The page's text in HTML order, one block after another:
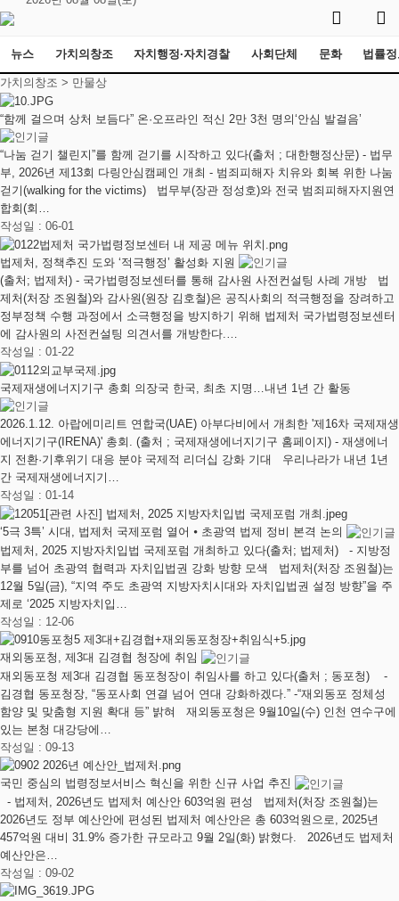
뉴스 가치의창조 자치행정·자치경찰 사회단체 문화 법률
가치의창조 > 만물상
“함께 걸으며 상처 보듬다” 온·오프라인 적신 2만 3천 명의‘안심 발걸음’
“나눔 걷기 챌린지”를 함께 걷기를 시작하고 있다(출처 ; 대한행정산문) - 법무
부, 2026년 제13회 다링안심캠페인 개최 - 범죄피해자 치유와 회복 위한 나눔
걷기(walking for the victims) 법무부(장관 정성호)와 전국 범죄피해자지원연
합회(회…
작성일 : 06-01
법제처, 정책추진 도와 ‘적극행정’ 활성화 지원
(출처; 법제처) - 국가법령정보센터를 통해 감사원 사전컨설팅 사례 개방 법
제처(처장 조원철)와 감사원(원장 김호철)은 공직사회의 적극행정을 장려하고
정부정책 수행 과정에서 소극행정을 방지하기 위해 법제처 국가법령정보센터
에 감사원의 사전컨설팅 의견서를 개방한다.…
작성일 : 01-22
국제재생에너지기구 총회 의장국 한국, 최초 지명…내년 1년 간 활동
2026.1.12. 아랍에미리트 연합국(UAE) 아부다비에서 개최한 '제16차 국제재생
에너지기구(IRENA)' 총회. (출처 ; 국제재생에너지기구 홈페이지) - 재생에너
지 전환·기후위기 대응 분야 국제적 리더십 강화 기대 우리나라가 내년 1년
간 국제재생에너지기…
작성일 : 01-14
‘5극 3특’ 시대, 법제처 국제포럼 열어 ⦁ 초광역 법제 정비 본격 논의
법제처, 2025 지방자치입법 국제포럼 개최하고 있다(출처; 법제처) - 지방정
부를 넘어 초광역 협력과 자치입법권 강화 방향 모색 법제처(처장 조원철)는
12월 5일(금), “지역 주도 초광역 지방자치시대와 자치입법권 설정 방향”을 주
제로 ‘2025 지방자치입…
작성일 : 12-06
재외동포청, 제3대 김경협 청장에 취임
재외동포청 제3대 김경협 동포청장이 취임사를 하고 있다(출처 ; 동포청) -
김경협 동포청장, “동포사회 연결 넘어 연대 강화하겠다.” -“재외동포 정체성
함양 및 맞춤형 지원 확대 등” 밝혀 재외동포청은 9월10일(수) 인천 연수구에
있는 본청 대강당에…
작성일 : 09-13
국민 중심의 법령정보서비스 혁신을 위한 신규 사업 추진
- 법제처, 2026년도 법제처 예산안 603억원 편성 법제처(처장 조원철)는
2026년도 정부 예산안에 편성된 법제처 예산안은 총 603억원으로, 2025년
457억원 대비 31.9% 증가한 규모라고 9월 2일(화) 밝혔다. 2026년도 법제처
예산안은…
작성일 : 09-02